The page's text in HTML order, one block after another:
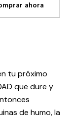
ahora
tu próximo
que dure y
de humo, la